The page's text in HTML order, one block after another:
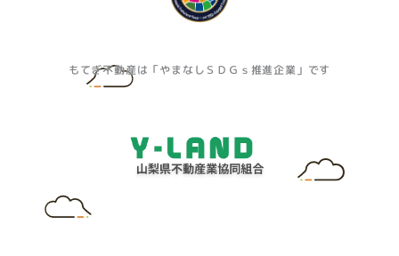
もてぎ不動産は「やまなしＳＤＧｓ推進企業」です